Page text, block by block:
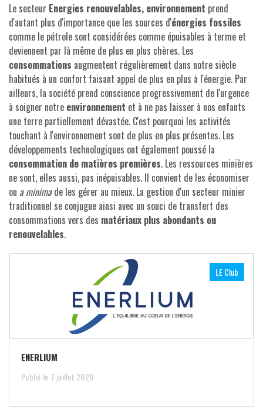
Le secteur Energies renouvelables, environnement prend
d'autant plus d'importance que les sources d'énergies fossiles
comme le pétrole sont considérées comme épuisables à terme et
deviennent par là même de plus en plus chères. Les
consommations augmentent régulièrement dans notre siècle
habitués à un confort faisant appel de plus en plus à l'énergie. Par
ailleurs, la société prend conscience progressivement de l'urgence
à soigner notre environnement et à ne pas laisser à nos enfants
une terre partiellement dévastée. C'est pourquoi les activités
touchant à l'environnement sont de plus en plus présentes. Les
développements technologiques ont également poussé la
consommation de matières premières. Les ressources minières
ne sont, elles aussi, pas inépuisables. Il convient de les économiser
ou a minimade les gérer au mieux. La gestion d'un secteur minier
traditionnel se conjugue ainsi avec un souci de transfert des
consommations vers des matériaux plus abondants ou
renouvelables.
LE Club
ENERLIUM
Publié le 7 juillet 2026